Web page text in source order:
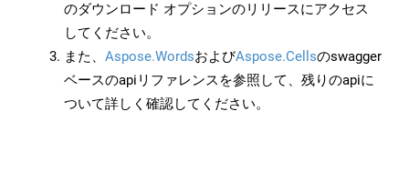
のダウンロード オプションのリリースにアクセス
してください。
また、 Aspose.WordsおよびAspose.Cellsのswagger
ベースのapiリファレンスを参照して、残りのapiに
ついて詳しく確認してください。